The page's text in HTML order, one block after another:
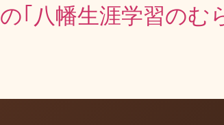
｢八幡生涯学習の